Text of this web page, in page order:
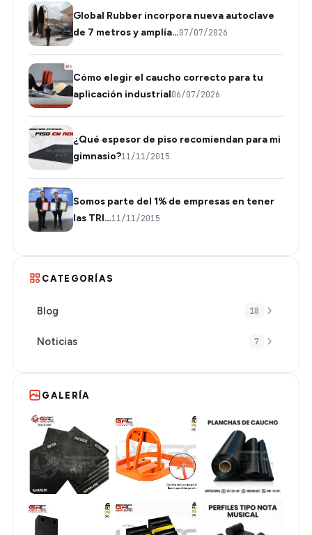
Global Rubber incorpora nueva autoclave
de 7 metros y amplía…07/07/2026
Cómo elegir el caucho correcto para tu
aplicación industrial06/07/2026
¿Qué espesor de piso recomiendan para mi
gimnasio?11/11/2015
Somos parte del 1% de empresas en tener
las TRI…11/11/2015
CATEGORÍAS
Blog 18
Noticias 7
GALERÍA